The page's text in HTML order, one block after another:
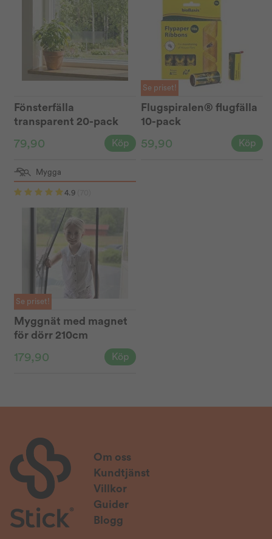
Fönsterfälla
transparent 20-pack
79,90 Köp
Se priset!
Flugspiralen® flugfälla
10-pack
59,90 Köp
Mygga
4.9
Se priset!
Myggnät med magnet
för dörr 210cm
179,90 Köp
Om oss
Kundtjänst
Villkor
Guider
Blogg